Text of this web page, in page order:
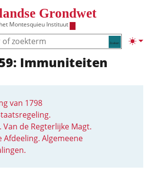
Grondwet
Montesquieu Instituut
Zoeken
verbergen
Immuniteiten
van 1798
Van de Regterlijke Magt.
Afdeeling. Algemeene